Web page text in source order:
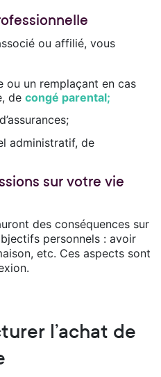
ou affilié, vous
ou un remplaçant en cas
de congé parental;
administratif, de
sur votre vie
des conséquences sur
personnels : avoir
etc. Ces aspects sont
l’achat de